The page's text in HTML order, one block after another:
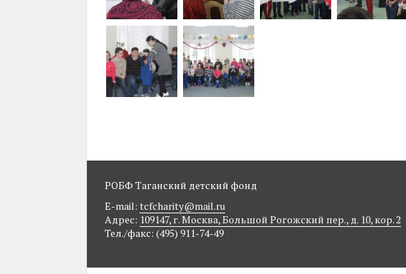
РОБФ Таганский детский фонд
E-mail: tcfcharity@mail.ru
Адрес: 109147, г. Москва, Большой Рогожский пер., д. 10, кор. 2
Тел./факс: (495) 911-74-49